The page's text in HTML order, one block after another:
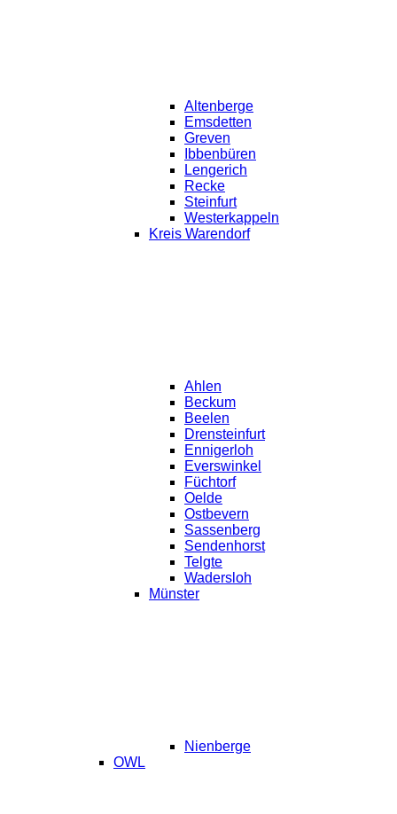
Altenberge
Emsdetten
Greven
Ibbenbüren
Lengerich
Recke
Steinfurt
Westerkappeln
Kreis Warendorf
Ahlen
Beckum
Beelen
Drensteinfurt
Ennigerloh
Everswinkel
Füchtorf
Oelde
Ostbevern
Sassenberg
Sendenhorst
Telgte
Wadersloh
Münster
Nienberge
OWL